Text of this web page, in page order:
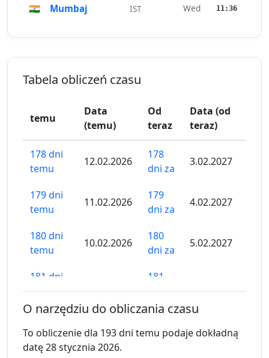
🇮🇳 Mumbaj IST Wed 11:36
Tabela obliczeń czasu
temu
Data
(temu)
Od
teraz
Data (od
teraz)
178 dni
temu
12.02.2026
178
dni za
3.02.2027
179 dni
temu
11.02.2026
179
dni za
4.02.2027
180 dni
temu
10.02.2026
180
dni za
5.02.2027
181 dni
temu
181
dni za
182 dni
temu
182
dni za
O narzędziu do obliczania czasu
To obliczenie dla 193 dni temu podaje dokładną
datę 28 stycznia 2026.